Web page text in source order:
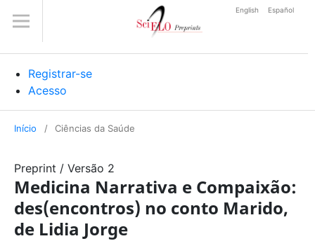
Registrar-se
Acesso
English Español
Início / Ciências da Saúde
Preprint / Versão 2
Medicina Narrativa e Compaixão:
des(encontros) no conto Marido,
de Lidia Jorge